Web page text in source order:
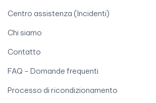
Centro assistenza (Incidenti)
Chi siamo
Contatto
FAQ - Domande frequenti
Processo di ricondizionamento